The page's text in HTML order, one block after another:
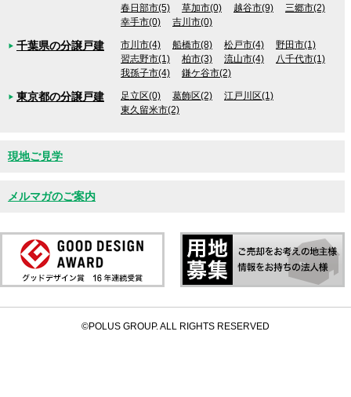
春日部市(5)
草加市(0) 越谷市(9)
三郷市(2)
幸手市(0)
吉川市(0)
千葉県の分譲戸建 市川市(4) 船橋市(8) 松戸市(4)
野田市(1)
習志野市(1)
柏市(3) 流山市(4)
八千代市(1)
我孫子市(4)
鎌ケ谷市(2)
東京都の分譲戸建 足立区(0) 葛飾区(2)
江戸川区(1)
東久留米市(2)
現地ご見学
メルマガのご案内
©POLUS GROUP. ALL RIGHTS RESERVED